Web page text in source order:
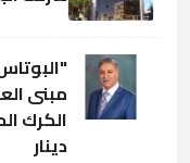
مبنى
دينار